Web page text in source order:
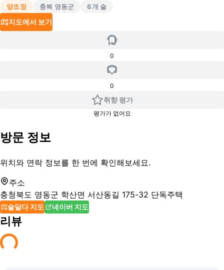
양조장 충북 영동군 6개 술
지도에서 보기
0
0
취향 평가
평가가 없어요
방문 정보
위치와 연락 정보를 한 번에 확인해보세요.
주소
충청북도 영동군 학산면 서산동길 175-32 단독주택
술달다 지도 네이버 지도
리뷰